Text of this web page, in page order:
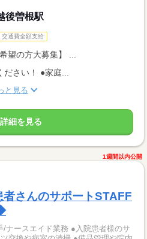
後曽根駅
交通費全額支給
望の方大募集】 ...
さい！ ●家庭...
と見る
細を見る
1週間以内公開
さんのサポートSTAFF
ド業務 ●入院患者様のサ